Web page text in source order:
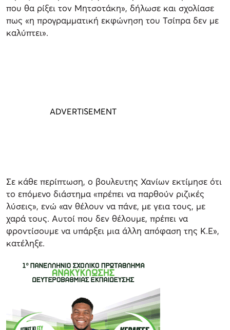
που θα ρίξει τον Μητσοτάκη», δήλωσε και σχολίασε
πως «η προγραμματική εκφώνηση του Τσίπρα δεν με
καλύπτει».
Σε κάθε περίπτωση, ο βουλευτης Χανίων εκτίμησε ότι
το επόμενο διάστημα «πρέπει να παρθούν ριζικές
λύσεις», ενώ «αν θέλουν να πάνε, με γεια τους, με
χαρά τους. Αυτοί που δεν θέλουμε, πρέπει να
φροντίσουμε να υπάρξει μια άλλη απόφαση της Κ.Ε»,
κατέληξε.